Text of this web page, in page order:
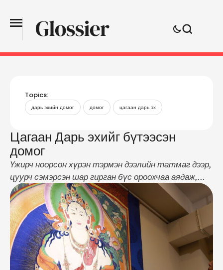
Topics:
дарь эхийн домог домог цагаан дарь эх
Цагаан Дарь эхийг бүтээсэн
домог
Үжирч ноорсон хүрэн тэрмэн дээлийн татмаг дээр,
цуурч сэмэрсэн шар гирган бүс ороохчаа аядаж,
мээм оройт шовгор хэмээх шар цэмбэн малгай
тухтуулж тавьсан тэр хөдөөрхүү лам хөл нүцгэн
явдагийн дээр гархилсан дүрлэгэр нүдэндээ эв
хавгүйхэн том шилийг зүүж, гандаж борлосон
царай нь тэнүүлчийн шинжийг бүрдүүлнэ. Тэрбээр
бүсэндээ хад чулуу цохилуурын ганц цүүц, яргай
ишт хүнд …